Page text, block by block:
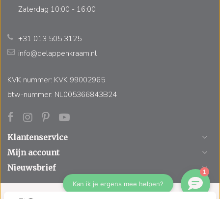
Zaterdag 10:00 - 16:00
+31 013 505 3125
info@delappenkraam.nl
KVK nummer: KVK 99002965
btw-nummer: NL005366843B24
Klantenservice
Mijn account
Nieuwsbrief